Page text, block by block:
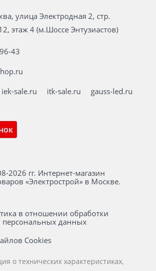
улица Электродная 2, стр.
этаж 4 (м.Шоссе Энтузиастов)
43
iek-sale.ru itk-sale.ru
gauss-led.ru
2026 гг. Интернет-магазин
«Электрострой» в Москве.
в отношении обработки
персональных данных
Cookies
о технических характеристиках,